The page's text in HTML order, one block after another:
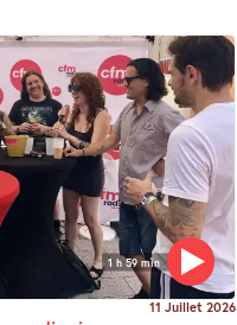
1 h 59 min
11 Juillet 2026